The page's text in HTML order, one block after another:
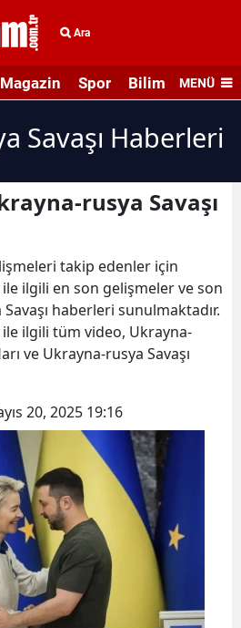
Ara
Magazin Spor Bilim veMENÜ
Savaşı Haberleri
rusya Savaşı
takip edenler için
ile ilgili en son gelişmeler ve son
haberleri sunulmaktadır.
ile ilgili tüm video, Ukrayna-
ve Ukrayna-rusya Savaşı
20, 2025 19:16